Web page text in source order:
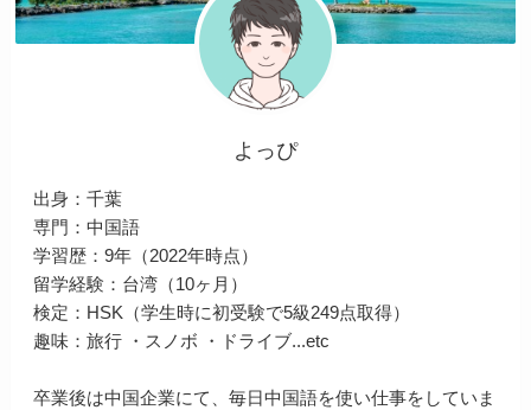
よっぴ
出身：千葉
専門：中国語
学習歴：9年（2022年時点）
留学経験：台湾（10ヶ月）
検定：HSK（学生時に初受験で5級249点取得）
趣味：旅行 ・スノボ ・ドライブ...etc
卒業後は中国企業にて、毎日中国語を使い仕事をしていま